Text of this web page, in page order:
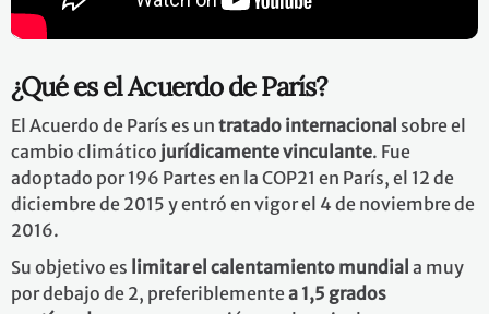
¿Qué es el Acuerdo de París?
El Acuerdo de París es un tratado internacional sobre el
cambio climático jurídicamente vinculante. Fue
adoptado por 196 Partes en la COP21 en París, el 12 de
diciembre de 2015 y entró en vigor el 4 de noviembre de
2016.
Su objetivo es limitar el calentamiento mundial a muy
por debajo de 2, preferiblementea 1,5 grados